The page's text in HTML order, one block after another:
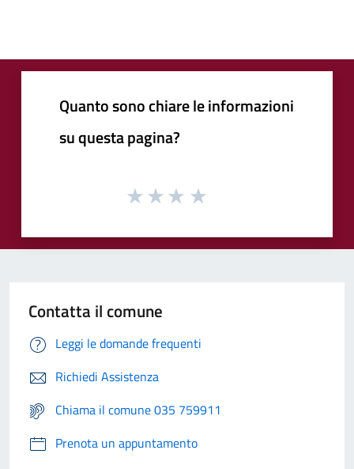
Quanto sono chiare le informazioni
su questa pagina?
Contatta il comune
Leggi le domande frequenti
Richiedi Assistenza
Chiama il comune 035 759911
Prenota un appuntamento